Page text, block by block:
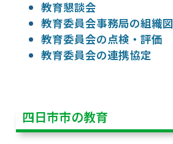
教育懇談会
教育委員会事務局の組織図
教育委員会の点検・評価
教育委員会の連携協定
四日市市の教育